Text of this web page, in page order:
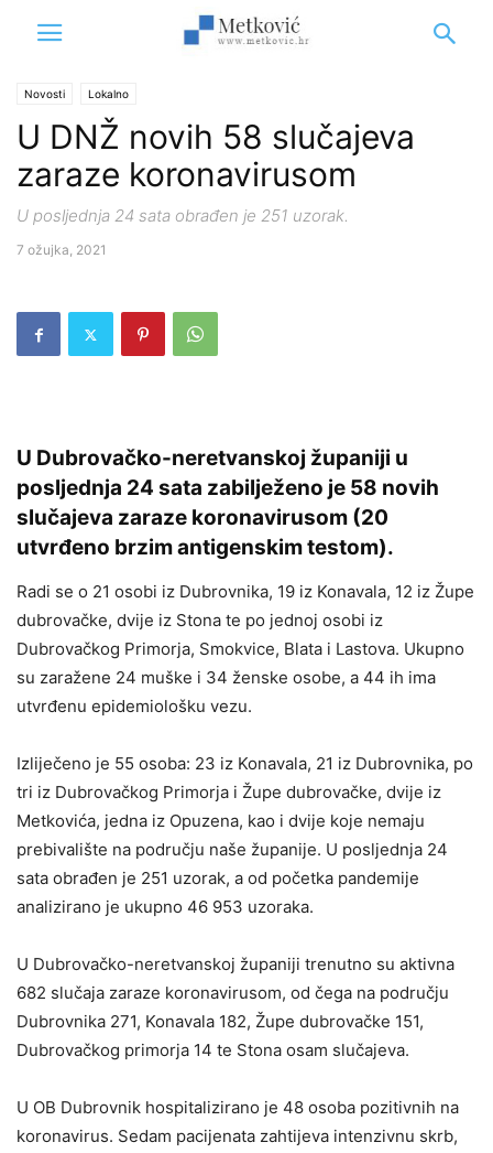
Novosti Lokalno
U DNŽ novih 58 slučajeva
zaraze koronavirusom
U posljednja 24 sata obrađen je 251 uzorak.
7 ožujka, 2021
U Dubrovačko-neretvanskoj županiji u
posljednja 24 sata zabilježeno je 58 novih
slučajeva zaraze koronavirusom (20
utvrđeno brzim antigenskim testom).
Radi se o 21 osobi iz Dubrovnika, 19 iz Konavala, 12 iz Župe
dubrovačke, dvije iz Stona te po jednoj osobi iz
Dubrovačkog Primorja, Smokvice, Blata i Lastova. Ukupno
su zaražene 24 muške i 34 ženske osobe, a 44 ih ima
utvrđenu epidemiološku vezu.
Izliječeno je 55 osoba: 23 iz Konavala, 21 iz Dubrovnika, po
tri iz Dubrovačkog Primorja i Župe dubrovačke, dvije iz
Metkovića, jedna iz Opuzena, kao i dvije koje nemaju
prebivalište na području naše županije. U posljednja 24
sata obrađen je 251 uzorak, a od početka pandemije
analizirano je ukupno 46 953 uzoraka.
U Dubrovačko-neretvanskoj županiji trenutno su aktivna
682 slučaja zaraze koronavirusom, od čega na području
Dubrovnika 271, Konavala 182, Župe dubrovačke 151,
Dubrovačkog primorja 14 te Stona osam slučajeva.
U OB Dubrovnik hospitalizirano je 48 osoba pozitivnih na
koronavirus. Sedam pacijenata zahtijeva intenzivnu skrb,